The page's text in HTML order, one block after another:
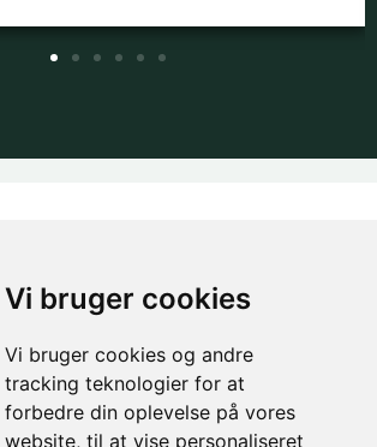
Vi bruger cookies
Vi bruger cookies og andre
tracking teknologier for at
forbedre din oplevelse på vores
website, til at vise personaliseret
OM GAMECHANGER